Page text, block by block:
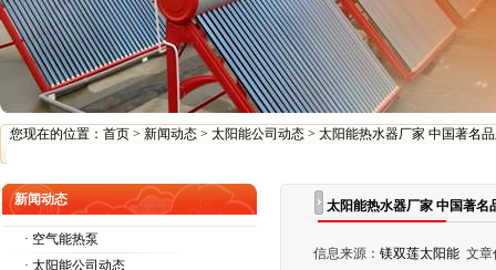
您现在的位置： 首页 > 新闻动态 > 太阳能公司动态 > 太阳能热水器厂家 中国著名
新闻动态
· 空气能热泵
· 太阳能公司动态
太阳能热水器厂家 中国著名
信息来源：镁双莲太阳能 文